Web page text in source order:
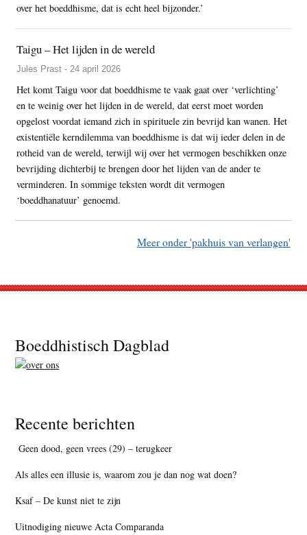
over het boeddhisme, dat is echt heel bijzonder.’
Taigu – Het lijden in de wereld
Jules Prast - 24 april 2026
Het komt Taigu voor dat boeddhisme te vaak gaat over ‘verlichting’
en te weinig over het lijden in de wereld, dat eerst moet worden
opgelost voordat iemand zich in spirituele zin bevrijd kan wanen. Het
existentiële kerndilemma van boeddhisme is dat wij ieder delen in de
rotheid van de wereld, terwijl wij over het vermogen beschikken onze
bevrijding dichterbij te brengen door het lijden van de ander te
verminderen. In sommige teksten wordt dit vermogen
‘boeddhanatuur’ genoemd.
Meer onder 'pakhuis van verlangen'
Footer
Boeddhistisch Dagblad
Recente berichten
Geen dood, geen vrees (29) – terugkeer
Als alles een illusie is, waarom zou je dan nog wat doen?
Ksaf – De kunst niet te zijn
Uitnodiging nieuwe Acta Comparanda